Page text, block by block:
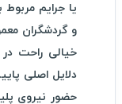
یا جرایم
و گردشگران
خیالی راحت
دلایل اصلی
حضور نیروی